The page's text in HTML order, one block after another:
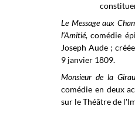
Le Message aux
l’Amitié, comédie
Joseph Aude ;
9 janvier 1809.
Monsieur de la
comédie en deux
sur le Théâtre de